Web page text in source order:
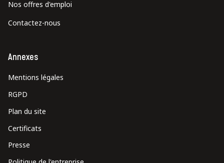
Nos offres d'emploi
Contactez-nous
Annexes
Mentions légales
RGPD
Plan du site
Certificats
Presse